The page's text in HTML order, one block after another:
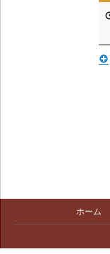
ホーム